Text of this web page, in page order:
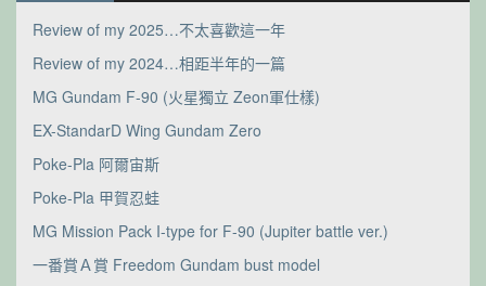
Review of my 2025…不太喜歡這一年
Review of my 2024…相距半年的一篇
MG Gundam F-90 (火星獨立 Zeon軍仕樣)
EX-StandarD Wing Gundam Zero
Poke-Pla 阿爾宙斯
Poke-Pla 甲賀忍蛙
MG Mission Pack I-type for F-90 (Jupiter battle ver.)
一番賞Ａ賞 Freedom Gundam bust model